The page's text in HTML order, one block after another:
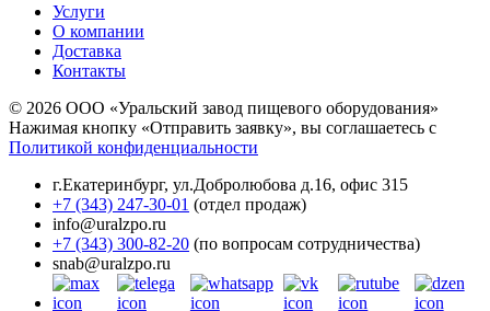
Услуги
О компании
Доставка
Контакты
© 2026 ООО «Уральский завод пищевого оборудования»
Нажимая кнопку «Отправить заявку», вы соглашаетесь с
Политикой конфиденциальности
г.Екатеринбург, ул.Добролюбова д.16, офис 315
+7 (343) 247-30-01 (отдел продаж)
info@uralzpo.ru
+7 (343) 300-82-20 (по вопросам сотрудничества)
snab@uralzpo.ru